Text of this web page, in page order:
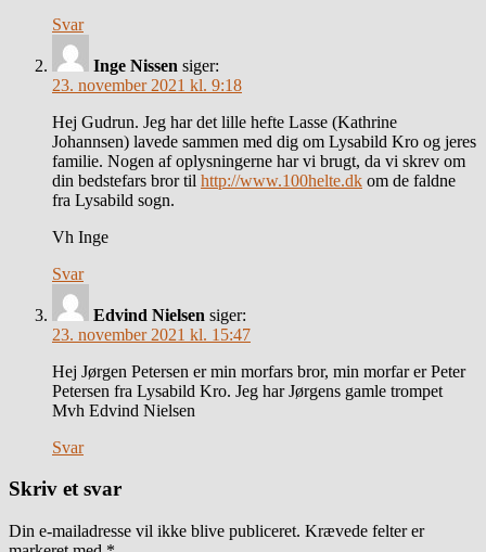
Svar
Inge Nissen siger:
23. november 2021 kl. 9:18
Hej Gudrun. Jeg har det lille hefte Lasse (Kathrine
Johannsen) lavede sammen med dig om Lysabild Kro og jeres
familie. Nogen af oplysningerne har vi brugt, da vi skrev om
din bedstefars bror til http://www.100helte.dk om de faldne
fra Lysabild sogn.
Vh Inge
Svar
Edvind Nielsen siger:
23. november 2021 kl. 15:47
Hej Jørgen Petersen er min morfars bror, min morfar er Peter
Petersen fra Lysabild Kro. Jeg har Jørgens gamle trompet
Mvh Edvind Nielsen
Svar
Skriv et svar
Din e-mailadresse vil ikke blive publiceret. Krævede felter er